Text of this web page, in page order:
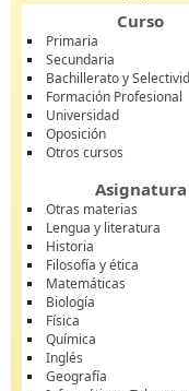
Curso
Primaria
Secundaria
Bachillerato y
Formación Profesional
Universidad
Oposición
Otros cursos
Asignatura
Otras materias
Lengua y literatura
Historia
Filosofía y ética
Matemáticas
Biología
Física
Química
Inglés
Geografía